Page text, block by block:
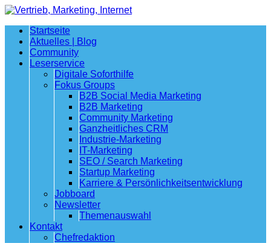
Startseite
Aktuelles | Blog
Community
Leserservice
Digitale Soforthilfe
Fokus Groups
B2B Social Media Marketing
B2B Marketing
Community Marketing
Ganzheitliches CRM
Industrie-Marketing
IT-Marketing
SEO / Search Marketing
Startup Marketing
Karriere & Persönlichkeitsentwicklung
Jobboard
Newsletter
Themenauswahl
Kontakt
Chefredaktion